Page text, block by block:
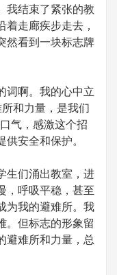
我结束了紧张的教
走廊疾步走去，
然看到一块标志牌
词啊。我的心中立
和力量，是我们
气，感激这个招
安全和保护。
生们涌出教室，进
，呼吸平稳，甚至
为我的避难所。我
。但标志的形象留
避难所和力量，总